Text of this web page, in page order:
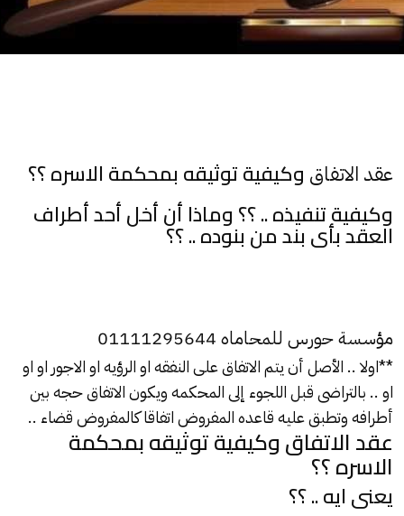
عقد الاتفاق وكيفية توثيقه بمحكمة الاسره ؟؟
وكيفية تنفيذه .. ؟؟ وماذا أن أخل أحد أطراف
العقد بأى بند من بنوده .. ؟؟
مؤسسة حورس للمحاماه 01111295644
**اولا .. الأصل أن يتم الاتفاق علىالنفقهاوالرؤيهاو الاجور او او
او .. بالتراضى قبل اللجوء إلى المحكمه ويكون الاتفاق حجه بين
أطرافه وتطبق عليه قاعده المفروض اتفاقا كالمفروض قضاء ..
عقد الاتفاق وكيفية توثيقه بمحكمة
الاسره ؟؟
يعنى ايه .. ؟؟